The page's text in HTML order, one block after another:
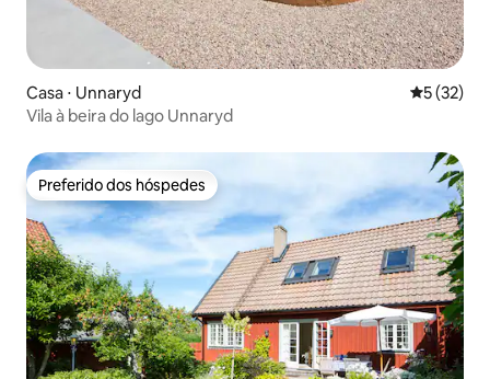
Casa ⋅ Unnaryd 5 de uma
5 (32)
Vila à beira do lago Unnaryd
Preferido dos hóspedes
Preferido dos hóspedes